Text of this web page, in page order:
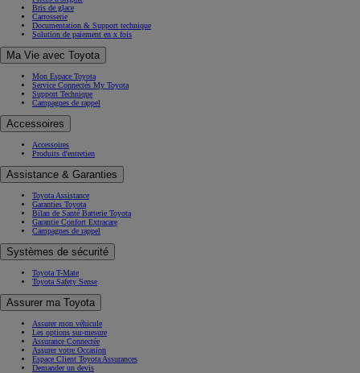
Bris de glace
Carrosserie
Documentation & Support technique
Solution de paiement en x fois
Ma Vie avec Toyota
Mon Espace Toyota
Service Connectés My Toyota
Support Technique
Campagnes de rappel
Accessoires
Accessoires
Produits d'entretien
Assistance & Garanties
Toyota Assistance
Garanties Toyota
Bilan de Santé Batterie Toyota
Garantie Confort Extracare
Campagnes de rappel
Systèmes de sécurité
Toyota T-Mate
Toyota Safety Sense
Assurer ma Toyota
Assurer mon véhicule
Les options sur-mesure
Assurance Connectée
Assurer votre Occasion
Espace Client Toyota Assurances
Demander un devis